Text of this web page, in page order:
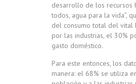
desarrollo de los recursos
todos, agua para la vida”,
del consumo total del vital
por las industrias, el 30%
gasto doméstico.
Para este entonces, los
manera: el 68% se utiliza